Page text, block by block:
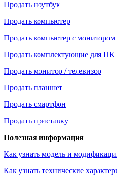
Продать ноутбук
Продать компьютер
Продать компьютер с монитором
Продать комплектующие для ПК
Продать монитор / телевизор
Продать планшет
Продать смартфон
Продать приставку
Полезная информация
Как узнать модель и
Как узнать технические